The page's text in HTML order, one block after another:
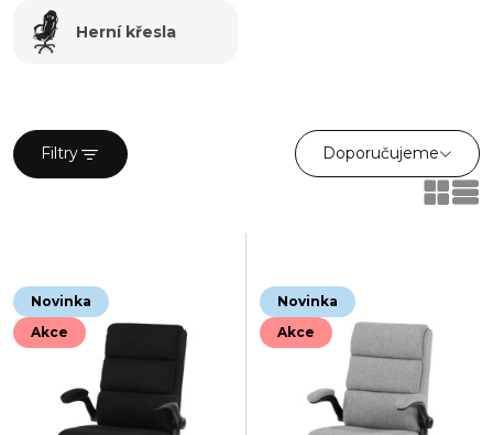
Herní křesla
Filtry Doporučujeme
Novinka
Akce
Novinka
Akce